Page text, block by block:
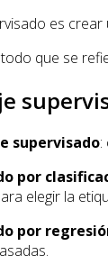
es
que se
supervisado:
por
elegir la
por